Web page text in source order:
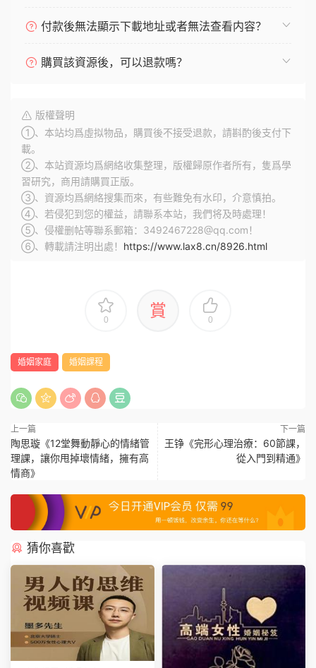
付款後無法顯示下載地址或者無法查看内容？
購買該資源後，可以退款嗎？
版權聲明
①、本站均爲虛拟物品，購買後不接受退款，請斟酌後支付下
載。
②、本站資源均爲網絡收集整理，版權歸原作者所有，隻爲學
習研究，商用請購買正版。
③、資源均爲網絡搜集而來，有些難免有水印，介意慎拍。
④、若侵犯到您的權益，請聯系本站，我們将及時處理！
⑤、侵權删帖等聯系郵箱：3492467228@qq.com！
⑥、轉載請注明出處！ https://www.lax8.cn/8926.html
0 賞 0
婚姻家庭 婚姻課程
上一篇
陶思璇《12堂舞動靜心的情緒管
理課，讓你甩掉壞情緒，擁有高
情商》
下一篇
王铮《完形心理治療：60節課，
從入門到精通》
猜你喜歡